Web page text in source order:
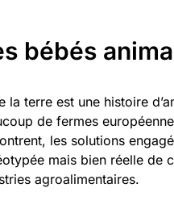
bébés
la terre est une histoire
de fermes
les solutions
mais bien réelle de
agroalimentaires.